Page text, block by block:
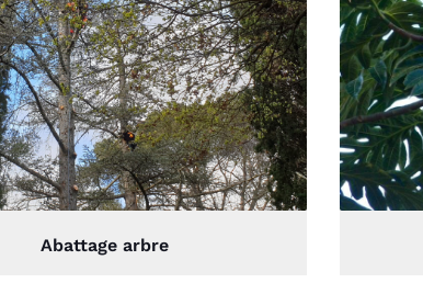
Abattage arbre
travaillé de manière efficace
et professionnelle, laissant
notre jardin impeccable et
prêt pour notre nouveau
projet d'aménagement
paysager.